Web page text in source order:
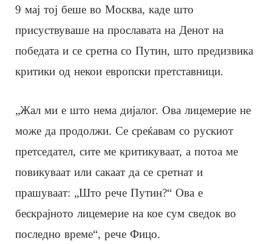
9 мај тој беше во Москва, каде што
присуствуваше на прославата на Денот на
победата и се сретна со Путин, што предизвика
критики од некои европски претставници.
„Жал ми е што нема дијалог. Ова лицемерие не
може да продолжи. Се среќавам со рускиот
претседател, сите ме критикуваат, а потоа ме
повикуваат или сакаат да се сретнат и
прашуваат: „Што рече Путин?“ Ова е
бескрајното лицемерие на кое сум сведок во
последно време“, рече Фицо.